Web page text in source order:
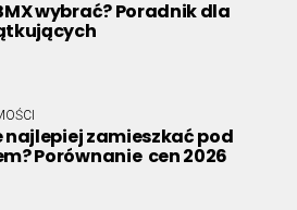
wybrać? Poradnik dla
najlepiej zamieszkać pod
Porównanie cen 2026